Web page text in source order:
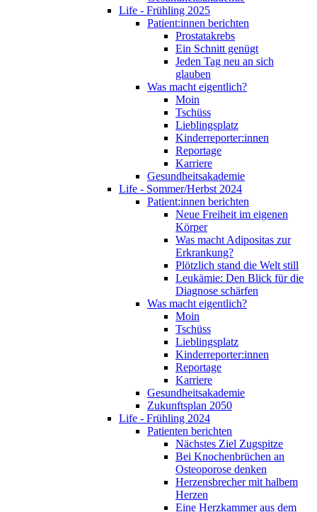
Life - Frühling 2025
Patient:innen berichten
Prostatakrebs
Ein Schnitt genügt
Jeden Tag neu an sich
glauben
Was macht eigentlich?
Moin
Tschüss
Lieblingsplatz
Kinderreporter:innen
Reportage
Karriere
Gesundheitsakademie
Life - Sommer/Herbst 2024
Patient:innen berichten
Neue Freiheit im eigenen
Körper
Was macht Adipositas zur
Erkrankung?
Plötzlich stand die Welt still
Leukämie: Den Blick für die
Diagnose schärfen
Was macht eigentlich?
Moin
Tschüss
Lieblingsplatz
Kinderreporter:innen
Reportage
Karriere
Gesundheitsakademie
Zukunftsplan 2050
Life - Frühling 2024
Patienten berichten
Nächstes Ziel Zugspitze
Bei Knochenbrüchen an
Osteoporose denken
Herzensbrecher mit halbem
Herzen
Eine Herzkammer aus dem